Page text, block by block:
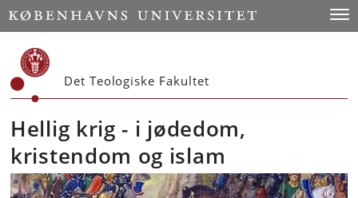
Start
Det Teologiske Fakultet
Hellig krig - i jødedom,
kristendom og islam